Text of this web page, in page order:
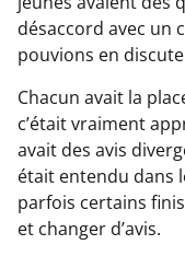
désaccord avec un
pouvions en
Chacun avait la
c’était vraiment
avait des avis
était entendu dans
parfois certains
et changer d’avis.